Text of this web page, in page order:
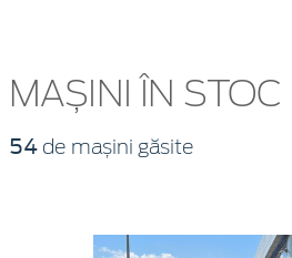
MAȘINI ÎN STOC
54 de mașini găsite